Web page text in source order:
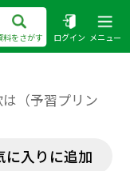
料をさがす ログイン メニュー
（予習プリン
に入りに追加